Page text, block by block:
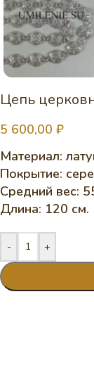
Цепь
5 600,00 ₽
Материал:
Покрытие:
Средний вес:
Длина: 120 см.
- +